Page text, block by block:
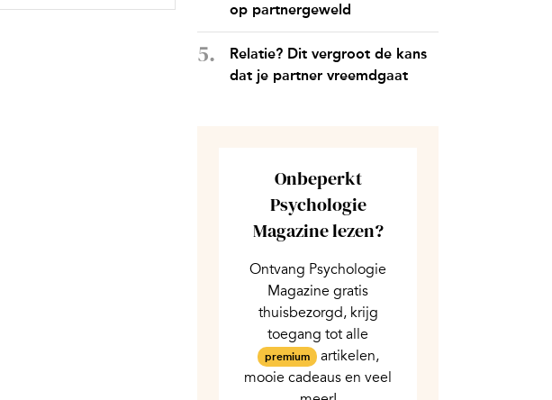
op partnergeweld
Relatie? Dit vergroot de kans
dat je partner vreemdgaat
Onbeperkt
Psychologie
Magazine lezen?
Ontvang Psychologie
Magazine gratis
thuisbezorgd, krijg
toegang tot alle
premium artikelen,
mooie cadeaus en veel